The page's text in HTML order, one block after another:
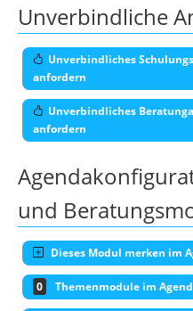
Unverbindliche
Unverbindliches
anfordern
Unverbindliches
anfordern
und
Dieses Modul merken im
0 Themenmodule im